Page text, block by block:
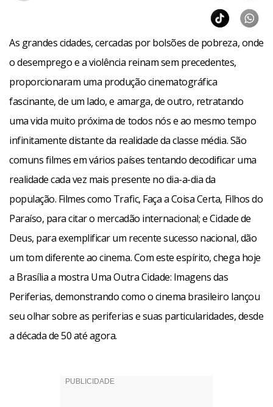
As grandes cidades, cercadas por bolsões de pobreza, onde
o desemprego e a violência reinam sem precedentes,
proporcionaram uma produção cinematográfica
fascinante, de um lado, e amarga, de outro, retratando
uma vida muito próxima de todos nós e ao mesmo tempo
infinitamente distante da realidade da classe média. São
comuns filmes em vários países tentando decodificar uma
realidade cada vez mais presente no dia-a-dia da
população. Filmes como Trafic, Faça a Coisa Certa, Filhos do
Paraíso, para citar o mercadão internacional; e Cidade de
Deus, para exemplificar um recente sucesso nacional, dão
um tom diferente ao cinema. Com este espírito, chega hoje
a Brasília a mostra Uma Outra Cidade: Imagens das
Periferias, demonstrando como o cinema brasileiro lançou
seu olhar sobre as periferias e suas particularidades, desde
a década de 50 até agora.